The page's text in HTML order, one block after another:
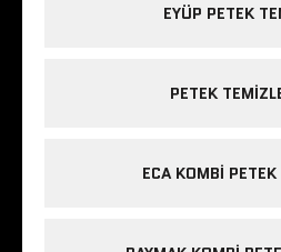
EYÜP PETEK
PETEK
ECA KOMBI